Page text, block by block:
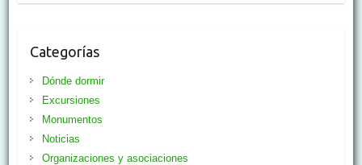
Categorías
Dónde dormir
Excursiones
Monumentos
Noticias
Organizaciones y asociaciones